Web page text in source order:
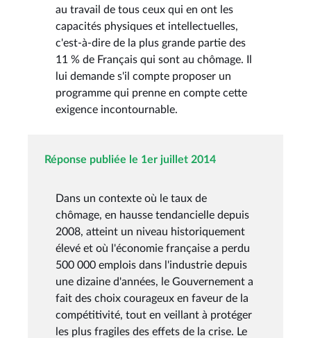
au travail de tous ceux qui en ont les
capacités physiques et intellectuelles,
c'est-à-dire de la plus grande partie des
11 % de Français qui sont au chômage. Il
lui demande s'il compte proposer un
programme qui prenne en compte cette
exigence incontournable.
Réponse publiée le 1er juillet 2014
Dans un contexte où le taux de
chômage, en hausse tendancielle depuis
2008, atteint un niveau historiquement
élevé et où l'économie française a perdu
500 000 emplois dans l'industrie depuis
une dizaine d'années, le Gouvernement a
fait des choix courageux en faveur de la
compétitivité, tout en veillant à protéger
les plus fragiles des effets de la crise. Le